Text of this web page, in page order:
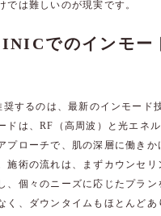
では難しいのが現実です。
でのインモー
するのは、最新のインモード
ドは、RF（高周波）と光エネ
プローチで、肌の深層に働きか
施術の流れは、まずカウンセリ
、個々のニーズに応じたプラン
く、ダウンタイムもほとんどあ